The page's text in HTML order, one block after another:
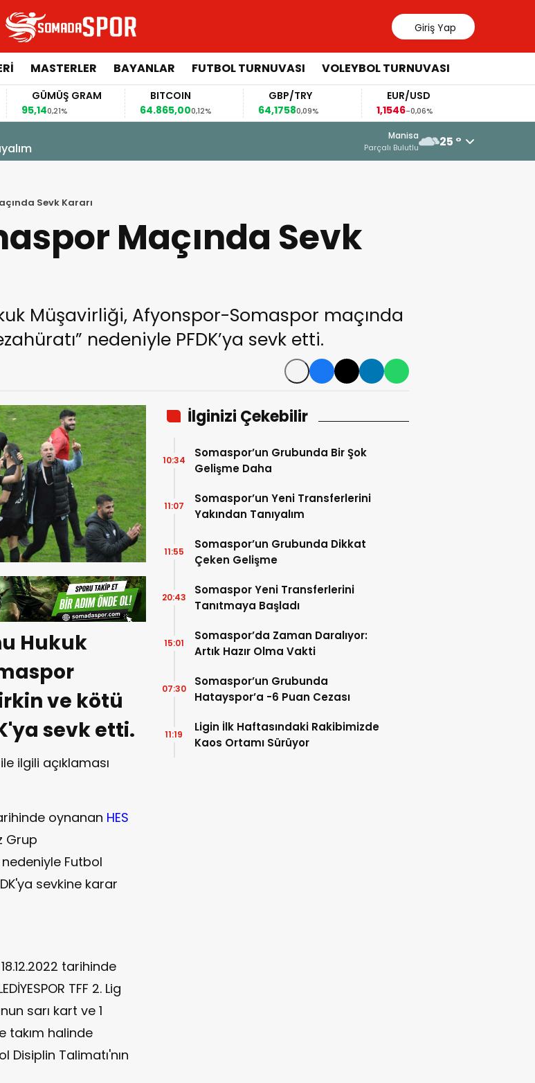
Giriş Yap
MASTERLER BAYANLAR FUTBOL TURNUVASI VOLEYBOL TURNUVASI
GÜMÜŞ GRAM
95,140,21%
BITCOIN
64.865,000,12%
GBP/TRY
64,17580,09%
EUR/USD
1,1546-0,06%
3 Ağustos 2026 - 12:23
U15 Kız Milli Takımı Seçme
Manisa
Parçalı Bulutlu 25 °
Sevk Kararı
Maçında Sevk
Müşavirliği, Afyonspor-Somaspor maçında
nedeniyle PFDK’ya sevk etti.
Hukuk
ve kötü
sevk etti.
ilgili açıklaması
oynanan HES
Grup
Futbol
sevkine karar
18.12.2022 tarihinde
TFF 2. Lig
sarı kart ve 1
takım halinde
Disiplin Talimatı'nın
İlginizi Çekebilir
Somaspor’un Grubunda Bir Şok
Gelişme Daha
10:34
Somaspor’un Yeni Transferlerini
Yakından Tanıyalım
11:07
Somaspor’un Grubunda Dikkat
Çeken Gelişme
11:55
Somaspor Yeni Transferlerini
Tanıtmaya Başladı
20:43
Somaspor’da Zaman Daralıyor:
Artık Hazır Olma Vakti
15:01
Somaspor’un Grubunda
Hatayspor’a -6 Puan Cezası
07:30
Ligin İlk Haftasındaki Rakibimizde
Kaos Ortamı Sürüyor
11:19